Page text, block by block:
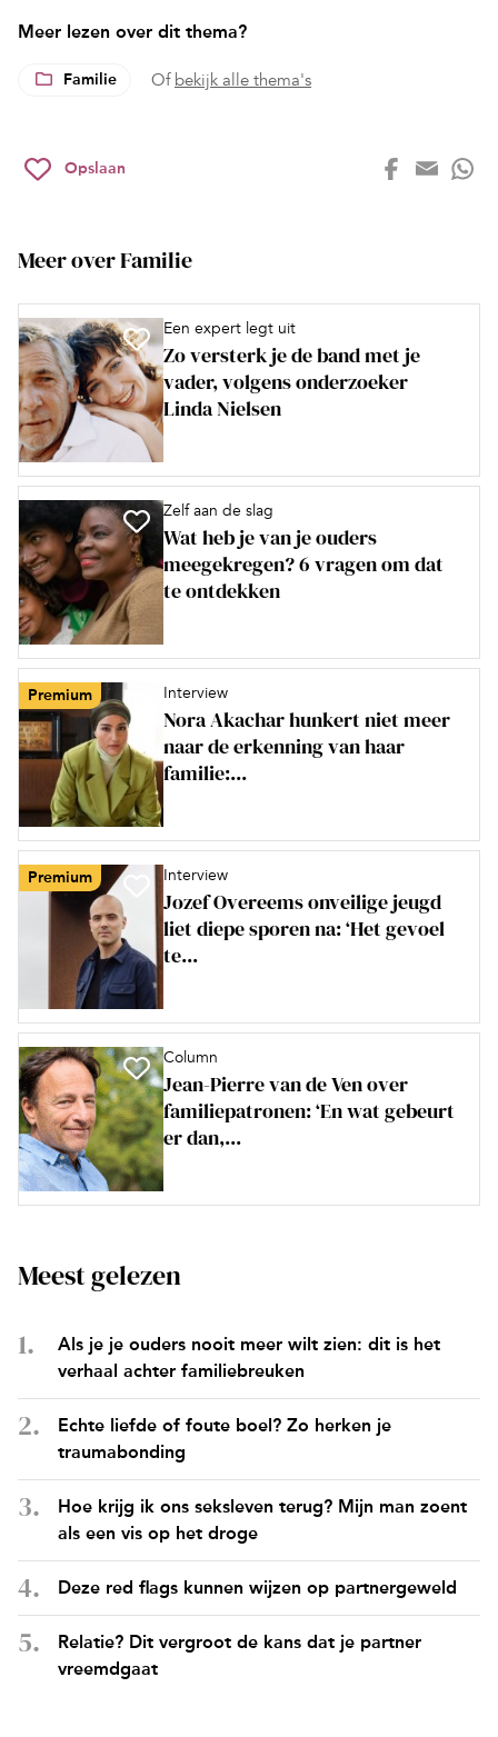
Meer lezen over dit thema?
Familie Of bekijk alle thema's
Opslaan
Meer over Familie
Een expert legt uit
Zo versterk je de band met je
vader, volgens onderzoeker
Linda Nielsen
Zelf aan de slag
Wat heb je van je ouders
meegekregen? 6 vragen om dat
te ontdekken
Premium Interview
Nora Akachar hunkert niet meer
naar de erkenning van haar
familie:...
Premium Interview
Jozef Overeems onveilige jeugd
liet diepe sporen na: ‘Het gevoel
te...
Column
Jean-Pierre van de Ven over
familiepatronen: ‘En wat gebeurt
er dan,...
Meest gelezen
Als je je ouders nooit meer wilt zien: dit is het
verhaal achter familiebreuken
Echte liefde of foute boel? Zo herken je
traumabonding
Hoe krijg ik ons seksleven terug? Mijn man zoent
als een vis op het droge
Deze red flags kunnen wijzen op partnergeweld
Relatie? Dit vergroot de kans dat je partner
vreemdgaat